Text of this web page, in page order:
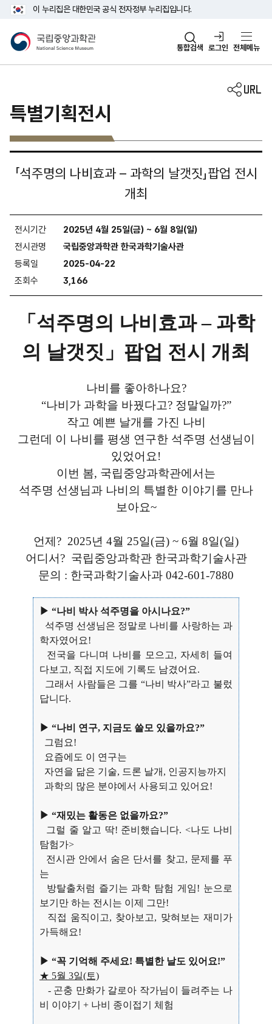
주메뉴 바로가기
본문 바로가기
이 누리집은 대한민국 공식 전자정부 누리집입니다.
국립중앙과학관 통합검색 로그인 전체메뉴
특별기획전시
「석주명의 나비효과 – 과학의 날갯짓」팝업 전시
개최
전시기간
2025년 4월 25일(금) ~ 6월 8일(일)
전시관명
국립중앙과학관 한국과학기술사관
등록일
2025-04-22
조회수
3,166
「석주명의 나비효과 – 과학
의 날갯짓」팝업 전시 개최
나비를 좋아하나요?
“나비가 과학을 바꿨다고? 정말일까?”
작고 예쁜 날개를 가진 나비
그런데 이 나비를 평생 연구한 석주명 선생님이
있었어요!
이번 봄, 국립중앙과학관에서는
석주명 선생님과 나비의 특별한 이야기를 만나
보아요~
언제? 2025년 4월 25일(금) ~ 6월 8일(일)
어디서? 국립중앙과학관 한국과학기술사관
문의 : 한국과학기술사과 042-601-7880
▶ “나비 박사 석주명을 아시나요?”
석주명 선생님은 정말로 나비를 사랑하는 과
학자였어요!
전국을 다니며 나비를 모으고, 자세히 들여
다보고, 직접 지도에 기록도 남겼어요.
그래서 사람들은 그를 “나비 박사”라고 불렀
답니다.
▶ “나비 연구, 지금도 쓸모 있을까요?”
그럼요!
요즘에도 이 연구는
자연을 닮은 기술, 드론 날개, 인공지능까지
과학의 많은 분야에서 사용되고 있어요!
▶ “재밌는 활동은 없을까요?”
그럴 줄 알고 딱! 준비했습니다. <나도 나비
탐험가>
전시관 안에서 숨은 단서를 찾고, 문제를 푸
는
방탈출처럼 즐기는 과학 탐험 게임! 눈으로
보기만 하는 전시는 이제 그만!
직접 움직이고, 찾아보고, 맞혀보는 재미가
가득해요!
▶ “꼭 기억해 주세요! 특별한 날도 있어요!”
★ 5월 3일(토)
- 곤충 만화가 갈로아 작가님이 들려주는 나
비 이야기 + 나비 종이접기 체험